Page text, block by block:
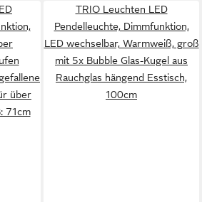
über
71cm
TRIO Leuchten LED
Pendelleuchte, Dimmfunktion,
LED wechselbar, Warmweiß, groß
mit 5x Bubble Glas-Kugel aus
Rauchglas hängend Esstisch,
100cm